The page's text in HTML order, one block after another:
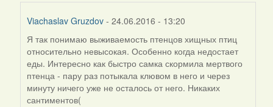
Viachaslav Gruzdov - 24.06.2016 - 13:20
In
reply
to
by
Harrier
Я так понимаю выживаемость птенцов хищных птиц
относительно невысокая. Особенно когда недостает
еды. Интересно как быстро самка скормила мертвого
птенца - пару раз потыкала клювом в него и через
минуту ничего уже не осталось от него. Никаких
сантиментов(